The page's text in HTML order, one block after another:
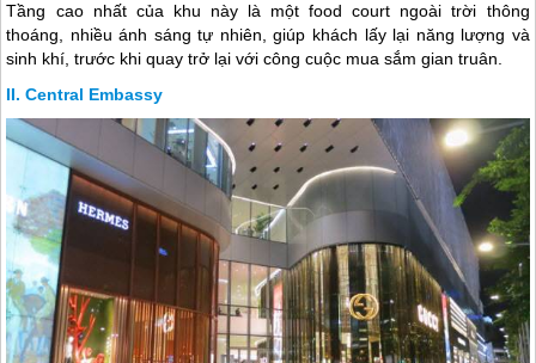
Tầng cao nhất của khu này là một food court ngoài trời thông
thoáng, nhiều ánh sáng tự nhiên, giúp khách lấy lại năng lượng và
sinh khí, trước khi quay trở lại với công cuộc mua sắm gian truân.
Central Embassy